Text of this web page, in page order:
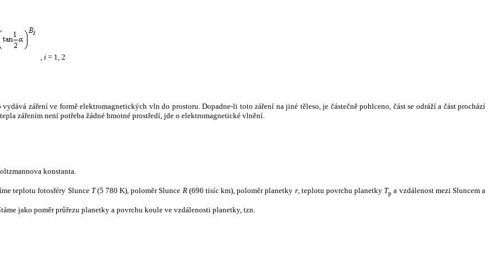
, i = 1, 2
záření ve formě elektromagnetických vln do prostoru. Dopadne-li toto záření na jiné těleso, je částečně pohlceno, část se odráží a část prochází
zářením není potřeba žádné hmotné prostředí, jde o elektromagnetické vlnění.
konstanta.
teplotu fotosféry Slunce T(5 780 K), poloměr Slunce R(696 tisíc km), poloměr planetky r, teplotu povrchu planetky Tp a vzdálenost mezi Sluncem a
jako poměr průřezu planetky a povrchu koule ve vzdálenosti planetky, tzn.